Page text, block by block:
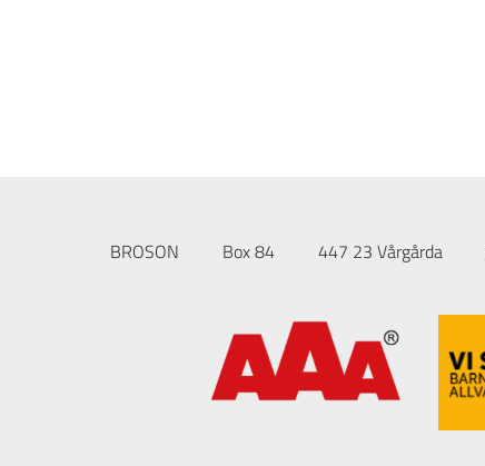
BROSON Box 84 447 23 Vårgårda